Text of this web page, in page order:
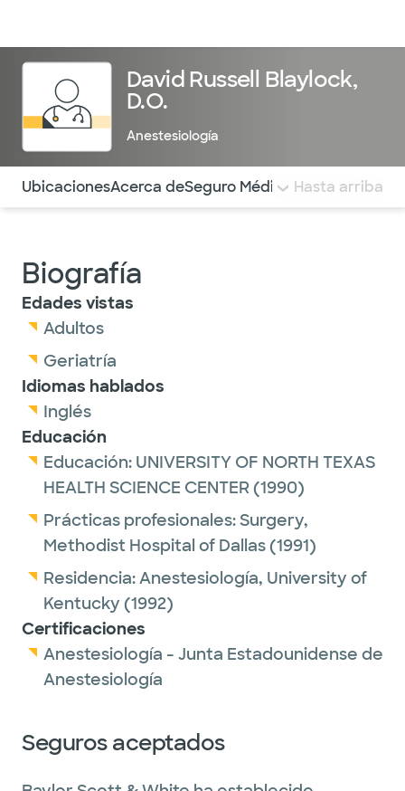
David Russell Blaylock,
D.O.
Anestesiología
Utilice esta navegación para saltar rápidamente a
UbicacionesAcerca deSeguro Médico COMENTARIOS
Hasta arriba
Biografía
Edades vistas
Adultos
Geriatría
Idiomas hablados
Inglés
Educación
Educación: UNIVERSITY OF NORTH TEXAS
HEALTH SCIENCE CENTER (1990)
Prácticas profesionales:Surgery,
Methodist Hospital of Dallas(1991)
Residencia:Anestesiología, University of
Kentucky (1992)
Certificaciones
Anestesiología - Junta Estadounidense de
Anestesiología
Seguros aceptados